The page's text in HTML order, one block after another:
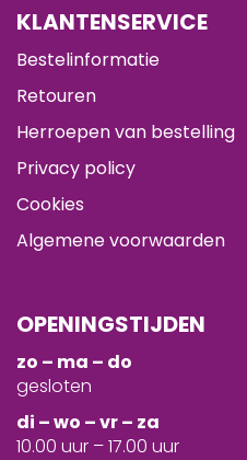
KLANTENSERVICE
Bestelinformatie
Retouren
Herroepen van bestelling
Privacy policy
Cookies
Algemene voorwaarden
OPENINGSTIJDEN
zo – ma – do
gesloten
di – wo – vr – za
10.00 uur – 17.00 uur